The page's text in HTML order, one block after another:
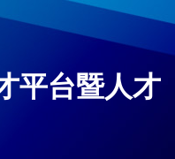
平台暨人才